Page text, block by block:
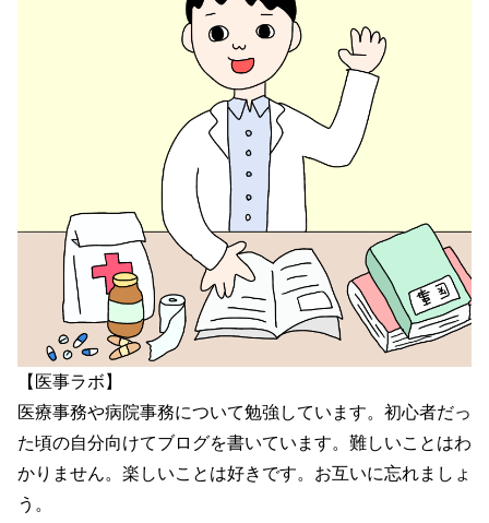
【医事ラボ】
医療事務や病院事務について勉強しています。初心者だっ
た頃の自分向けてブログを書いています。難しいことはわ
かりません。楽しいことは好きです。お互いに忘れましょ
う。